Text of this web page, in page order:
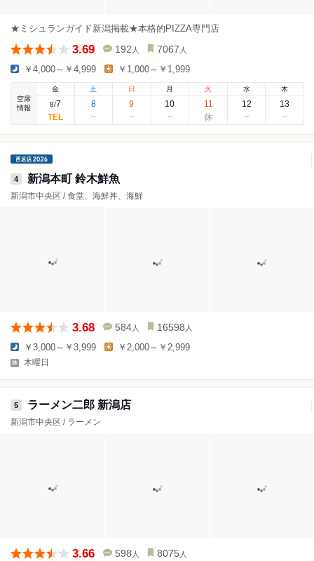
★ミシュランガイド新潟掲載★本格的PIZZA専門店
3.69 192 人 7067 人
￥4,000～￥4,999 ￥1,000～￥1,999
空席
情報
金
8/7
土
8
日
9
月
10
火
11
水
12
木
13
4 新潟本町 鈴木鮮魚
新潟市中央区 / 食堂、海鮮丼、海鮮
3.68 584 人 16598 人
￥3,000～￥3,999 ￥2,000～￥2,999
木曜日
5 ラーメン二郎 新潟店
新潟市中央区 / ラーメン
3.66 598 人 8075 人